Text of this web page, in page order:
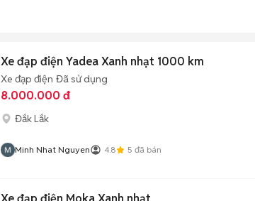
Xe đạp điện Yadea Xanh nhạt 1000 km
Xe đạp điện Đã sử dụng
8.000.000 đ
Đắk Lắk
Minh Nhat Nguyen 4.8 5 đã bán